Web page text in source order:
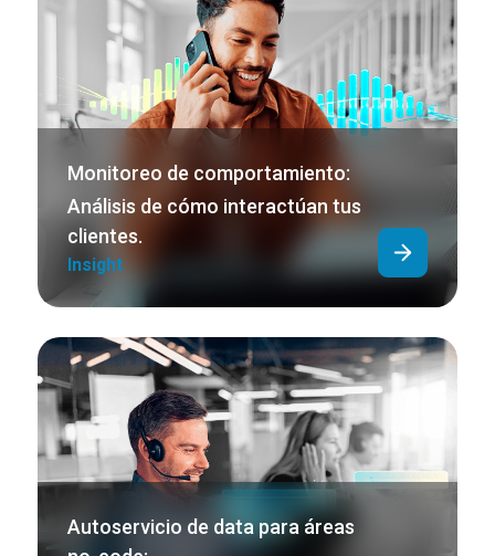
Monitoreo de comportamiento:
Análisis de cómo interactúan tus
clientes.
Insight
Autoservicio de data para áreas